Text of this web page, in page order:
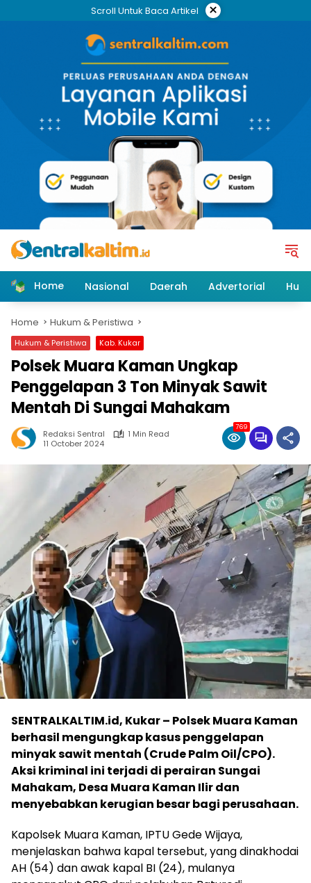
Scroll Untuk Baca Artikel ×
Home Nasional Daerah Advertorial
Home Hukum & Peristiwa
Hukum & Peristiwa Kab. Kukar
Polsek Muara Kaman Ungkap
Penggelapan 3 Ton Minyak Sawit
Mentah Di Sungai Mahakam
Redaksi Sentral
1 Min Read
11 October 2024
769
SENTRALKALTIM.id, Kukar – Polsek Muara Kaman
berhasil mengungkap kasus penggelapan
minyak sawit mentah (Crude Palm Oil/CPO).
Aksi kriminal ini terjadi di perairan Sungai
Mahakam, Desa Muara Kaman Ilir dan
menyebabkan kerugian besar bagi perusahaan.
Kapolsek Muara Kaman, IPTU Gede Wijaya,
menjelaskan bahwa kapal tersebut, yang dinakhodai
AH (54) dan awak kapal BI (24), mulanya